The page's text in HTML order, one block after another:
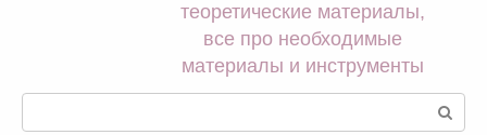
теоретические материалы,
все про необходимые
материалы и инструменты
Поиск: